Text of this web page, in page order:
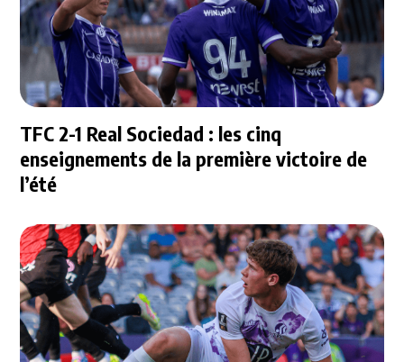
TFC 2-1 Real Sociedad : les cinq
enseignements de la première victoire de
l’été